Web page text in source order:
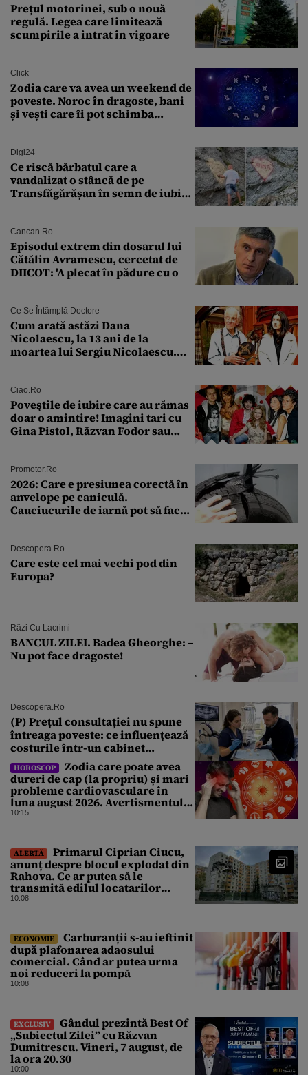
Prețul motorinei, sub o nouă
regulă. Legea care limitează
scumpirile a intrat în vigoare
Click
Zodia care va avea un weekend de
poveste. Noroc în dragoste, bani
și vești care îi pot schimba
Digi24
Ce riscă bărbatul care a
vandalizat o stâncă de pe
Transfăgărășan în semn de iubire
Cancan.ro
Episodul extrem din dosarul lui
Cătălin Avramescu, cercetat de
DIICOT: 'A plecat în pădure cu o
Ce Se Întâmplă Doctore
Cum arată astăzi Dana
Nicolaescu, la 13 ani de la
moartea lui Sergiu Nicolaescu.
Ciao.ro
Poveştile de iubire care au rămas
doar o amintire! Imagini tari cu
Gina Pistol, Răzvan Fodor sau
Promotor.ro
2026: Care e presiunea corectă în
anvelope pe caniculă.
Cauciucurile de iarnă pot să facă
Descopera.ro
Care este cel mai vechi pod din
Europa?
Râzi Cu Lacrimi
BANCUL ZILEI. Badea Gheorghe: –
Nu pot face dragoste!
Descopera.ro
(P) Prețul consultației nu spune
întreaga poveste: ce influențează
costurile într-un cabinet
stomatologic din București
HOROSCOP
Zodia care poate avea
dureri de cap (la propriu) și mari
probleme cardiovasculare în
luna august 2026. Avertismentul
experților în astrologie
10:15
ALERTĂ
Primarul Ciprian Ciucu,
anunț despre blocul explodat din
Rahova. Ce ar putea să le
transmită edilul locatarilor
rămași pe drumuri
10:08
ECONOMIE
Carburanții s-au ieftinit
după plafonarea adaosului
comercial. Când ar putea urma
noi reduceri la pompă
10:08
EXCLUSIV
Gândul prezintă Best Of
„Subiectul Zilei” cu Răzvan
Dumitrescu. Vineri, 7 august, de
la ora 20.30
10:00